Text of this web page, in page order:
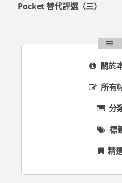
Pocket 替代評選（三）
關於
所有
分
標
精